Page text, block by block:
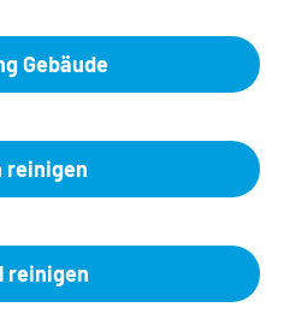
Gebäude
reinigen
reinigen